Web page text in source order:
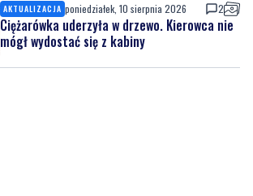
AKTUALIZACJA poniedziałek, 10 sierpnia 2026 2
Ciężarówka uderzyła w drzewo. Kierowca nie
mógł wydostać się z kabiny